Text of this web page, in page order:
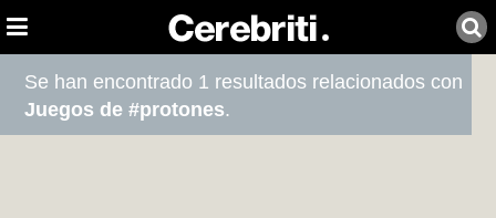
Se han encontrado 1 resultados relacionados con
Juegos de #protones.